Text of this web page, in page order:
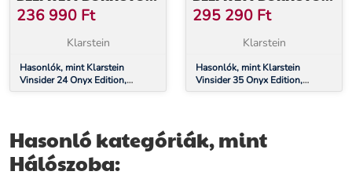
G
ENERGIAHATÉKONYSÁGI
OSZTÁLY G OSZTÁLY
236 990 Ft
Klarstein
Hasonlók, mint Klarstein
Vinsider 24 Onyx Edition,
beépített borhűtő, G
G
ENERGIAHATÉKONYSÁGI
295 290 Ft
Klarstein
Hasonlók, mint Klarstein
Vinsider 35 Onyx Edition,
beépített borhűtő, G
Hasonló kategóriák, mint
Hálószoba: